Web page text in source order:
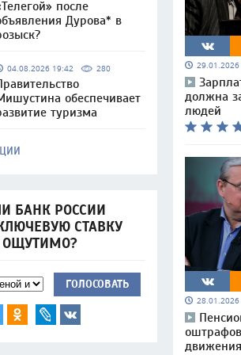
после
Дурова* в
04.08.2026 19:42 280
обеспечивает
туризма
БАНК РОССИИ
СТАВКУ
ОЩУТИМО?
ГОЛОСОВАТЬ
должна
людей